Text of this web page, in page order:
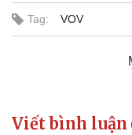
Tag: VOV
Viết bình luận